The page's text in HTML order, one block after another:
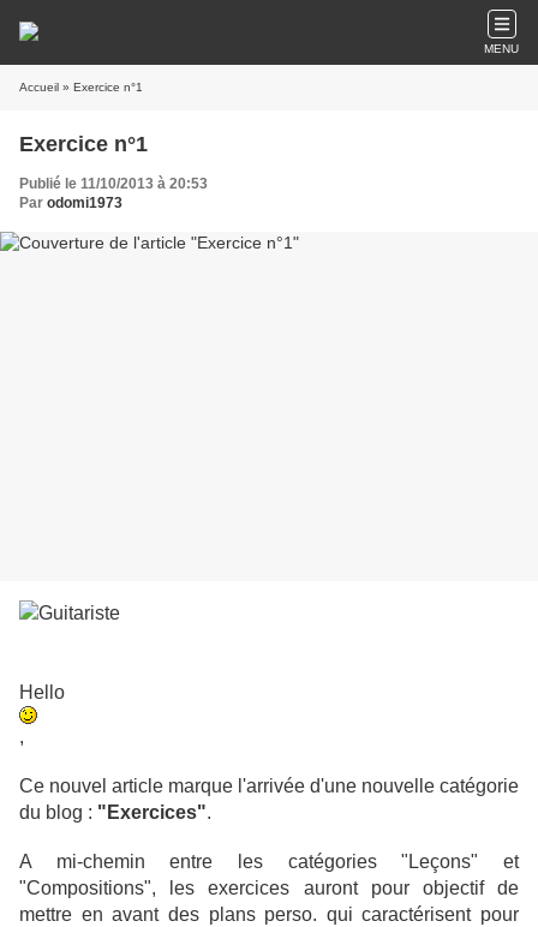
MENU
Accueil » Exercice n°1
Exercice n°1
Publié le 11/10/2013 à 20:53
Par odomi1973
Hello
,
Ce nouvel article marque l'arrivée d'une nouvelle catégorie
du blog : "Exercices".
A mi-chemin entre les catégories "Leçons" et
"Compositions", les exercices auront pour objectif de
mettre en avant des plans perso. qui caractérisent pour